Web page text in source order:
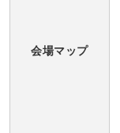
会場マップ